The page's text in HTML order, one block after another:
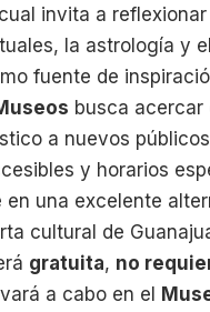
invita a
la astrología y
fuente de
busca acercar
a nuevos
y horarios
en una excelente
cultural de
gratuita, no
a cabo en el